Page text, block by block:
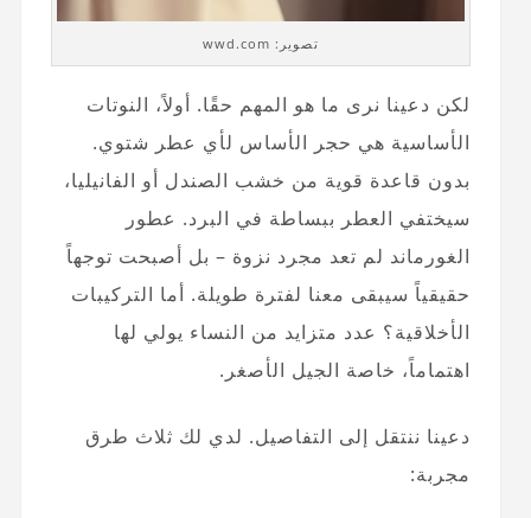
تصوير: wwd.com
لكن دعينا نرى ما هو المهم حقًا. أولاً، النوتات
الأساسية هي حجر الأساس لأي عطر شتوي.
بدون قاعدة قوية من خشب الصندل أو الفانيليا،
سيختفي العطر ببساطة في البرد. عطور
الغورماند لم تعد مجرد نزوة – بل أصبحت توجهاً
حقيقياً سيبقى معنا لفترة طويلة. أما التركيبات
الأخلاقية؟ عدد متزايد من النساء يولي لها
اهتماماً، خاصة الجيل الأصغر.
دعينا ننتقل إلى التفاصيل. لدي لك ثلاث طرق
مجربة: